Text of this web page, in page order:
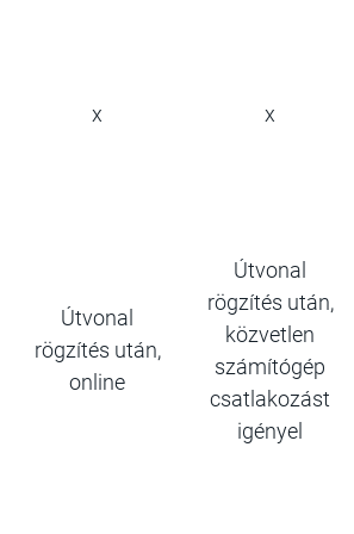
x x
Útvonal
rögzítés után,
online
Útvonal
rögzítés után,
közvetlen
számítógép
csatlakozást
igényel